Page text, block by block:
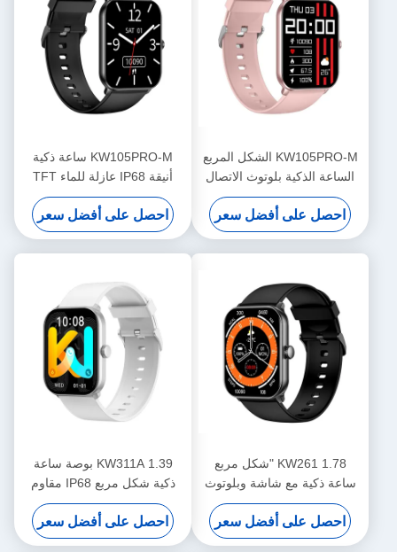
KW105PRO-M الشكل المربع
الساعة الذكية بلوتوث الاتصال
الساعة الذكية العرض المحمول
احصل على أفضل سعر
KW105PRO-M ساعة ذكية
أنيقة IP68 عازلة للماء TFT
العرض Smartwatch
احصل على أفضل سعر
KW261 1.78 "شكل مربع
ساعة ذكية مع شاشة وبلوتوث
مكالمة ساعة ذكية
احصل على أفضل سعر
KW311A 1.39 بوصة ساعة
ذكية شكل مربع IP68 مقاوم
للماء ساعة ذكية مكالمة بلوتوث
احصل على أفضل سعر